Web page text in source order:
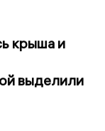
крыша и
выделили